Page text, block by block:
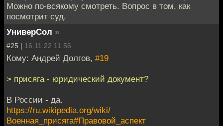
Можно по-всякому смотреть. Вопрос в том, как
посмотрит суд.
УниверСол »
#25 | 16.11.22 11:56
Кому: Андрей Долгов, #19
> присяга - юридический документ?
В России - да.
https://ru.wikipedia.org/wiki/
Военная_присяга#Правовой_аспект